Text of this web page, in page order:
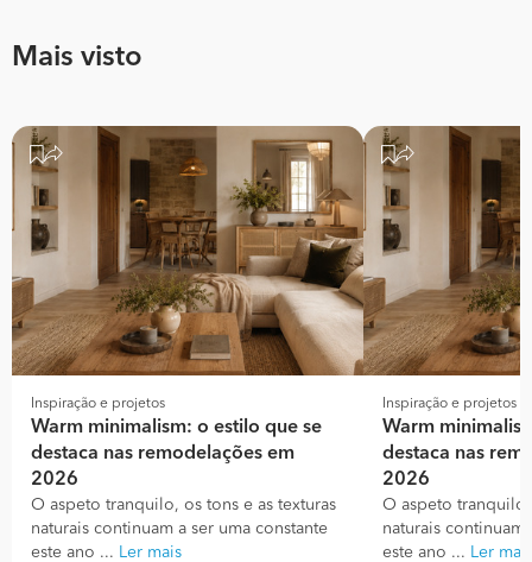
Mais visto
Inspiração e projetos
Warm minimalism: o estilo que se
destaca nas remodelações em
2026
O aspeto tranquilo, os tons e as texturas
naturais continuam a ser uma constante
este ano ... Ler mais
Inspiração e projetos
Warm
destaca nas
2026
O aspeto
naturais continuam
este ano ... Ler mais